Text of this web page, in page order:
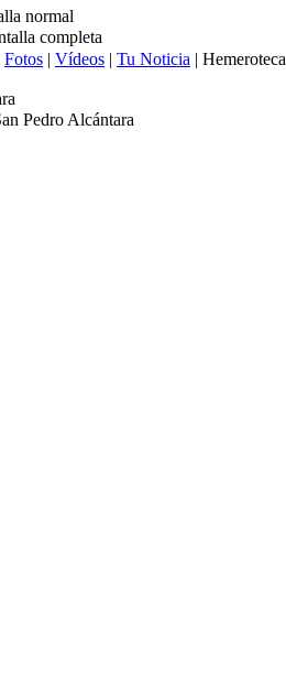
normal
completa
Fotos | Vídeos | Tu Noticia | Hemeroteca
Pedro Alcántara